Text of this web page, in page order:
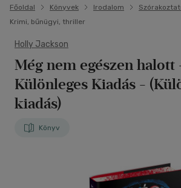
Főoldal Könyvek Irodalom
Krimi, bűnügyi, thriller
Holly Jackson
Még nem egészen
Különleges Kiadás -
kiadás)
Könyv